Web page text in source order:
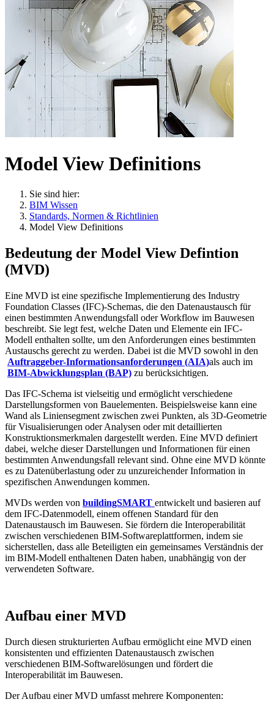
Model View Definitions
Sie sind hier:
BIM Wissen
Standards, Normen & Richtlinien
Model View Definitions
Bedeutung der Model View Defintion
(MVD)
Eine MVD ist eine spezifische Implementierung des Industry
Foundation Classes (IFC)-Schemas, die den Datenaustausch für
einen bestimmten Anwendungsfall oder Workflow im Bauwesen
beschreibt. Sie legt fest, welche Daten und Elemente ein IFC-
Modell enthalten sollte, um den Anforderungen eines bestimmten
Austauschs gerecht zu werden. Dabei ist die MVD sowohl in den
Auftraggeber-Informationsanforderungen (AIA)als auch im
BIM-Abwicklungsplan (BAP) zu berücksichtigen.
Das IFC-Schema ist vielseitig und ermöglicht verschiedene
Darstellungsformen von Bauelementen. Beispielsweise kann eine
Wand als Liniensegment zwischen zwei Punkten, als 3D-Geometrie
für Visualisierungen oder Analysen oder mit detaillierten
Konstruktionsmerkmalen dargestellt werden. Eine MVD definiert
dabei, welche dieser Darstellungen und Informationen für einen
bestimmten Anwendungsfall relevant sind. Ohne eine MVD könnte
es zu Datenüberlastung oder zu unzureichender Information in
spezifischen Anwendungen kommen.
MVDs werden von buildingSMART entwickelt und basieren auf
dem IFC-Datenmodell, einem offenen Standard für den
Datenaustausch im Bauwesen. Sie fördern die Interoperabilität
zwischen verschiedenen BIM-Softwareplattformen, indem sie
sicherstellen, dass alle Beteiligten ein gemeinsames Verständnis der
im BIM-Modell enthaltenen Daten haben, unabhängig von der
verwendeten Software.
Aufbau einer MVD
Durch diesen strukturierten Aufbau ermöglicht eine MVD einen
konsistenten und effizienten Datenaustausch zwischen
verschiedenen BIM-Softwarelösungen und fördert die
Interoperabilität im Bauwesen.
Der Aufbau einer MVD umfasst mehrere Komponenten: